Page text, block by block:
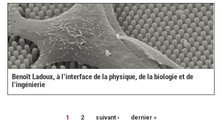
Benoît Ladoux, à l’interface de la physique, de la biologie et de
l’ingénierie
1 2 suivant › dernier »